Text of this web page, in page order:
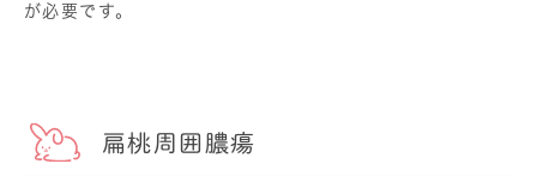
が必要です。
扁桃周囲膿瘍